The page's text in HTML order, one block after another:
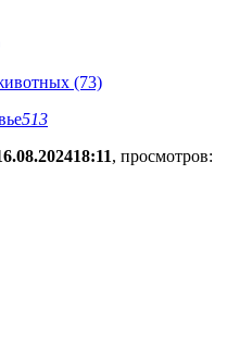
(73)
513
18:11, просмотров: